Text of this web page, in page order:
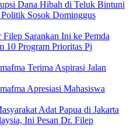
Dana Hibah di Teluk Bintuni
Sosok Dominggus
Sarankan Ini ke Pemda
10 Program Prioritas Pj
Terima Aspirasi Jalan
Apresiasi Mahasiswa
Adat Papua di Jakarta
Ini Pesan Dr. Filep